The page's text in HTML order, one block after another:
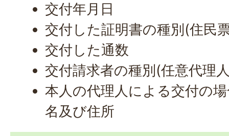
交付年月日
交付した証明書の種別(住民
交付した通数
交付請求者の種別(任意代理
本人の代理人による交付の
名及び住所